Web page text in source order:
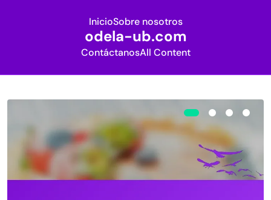
InicioSobre nosotros
odela-ub.com
ContáctanosAll Content